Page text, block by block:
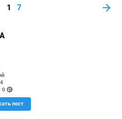
1 7
4
0
(po
ints
)
пост